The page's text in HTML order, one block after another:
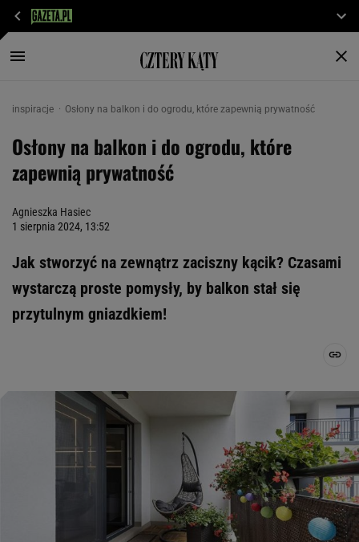
inspiracje Osłony na balkon i do ogrodu, które zapewnią prywatność
Osłony na balkon i do ogrodu, które
zapewnią prywatność
Agnieszka Hasiec
1 sierpnia 2024, 13:52
Jak stworzyć na zewnątrz zaciszny kącik? Czasami
wystarczą proste pomysły, by balkon stał się
przytulnym gniazdkiem!